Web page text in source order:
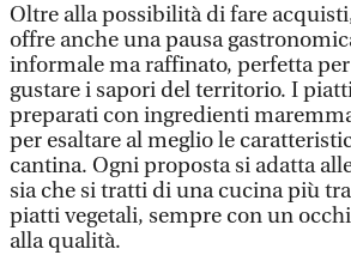
Oltre alla possibilità di fare
offre anche una pausa
informale ma raffinato, perfetta
gustare i sapori del territorio. I
preparati con ingredienti
per esaltare al meglio le
cantina. Ogni proposta si adatta
sia che si tratti di una cucina più
piatti vegetali, sempre con un
alla qualità.